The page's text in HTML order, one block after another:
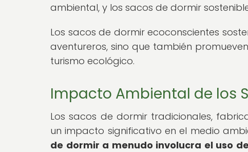
ambiental, y los sacos de dormir
Los sacos de dormir ecoconscientes
aventureros, sino que también
turismo ecológico.
Impacto Ambiental de los
Los sacos de dormir tradicionales,
un impacto significativo en el medio
de dormir a menudo involucra el uso